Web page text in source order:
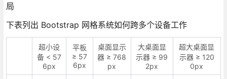
局
下表列出 Bootstrap 网格系统如何跨多个设备工作
超小设
备 < 57
6px
平板
≥ 57
6px
桌面显示
器 ≥ 768
px
大桌面显
示器 ≥ 99
2px
超大桌面显
示器 ≥ 120
0px